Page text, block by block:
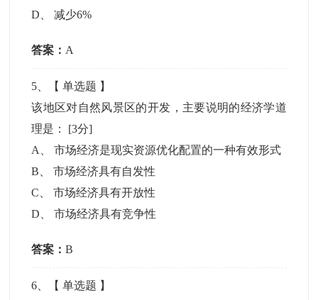
D 、减少6%
答案： A
5 、【单选题 】
该地区对自然风景区的开发，主要说明的经济学道
理是： [3分]
A
、市场经济是现实资源优化配置的一种有效形式
B 、市场经济具有自发性
C 、市场经济具有开放性
D 、市场经济具有竞争性
答案：B
6 、【单选题 】